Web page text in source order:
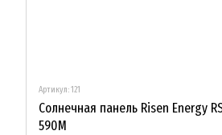
Артикул: 121
Солнечная панель Risen Energy
590M